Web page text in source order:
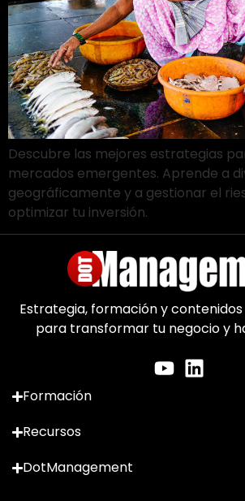
Descubre las mejores estrategias
mercados emergentes. Aprende a
geográficamente y a gestionar el
optimizar tu inversión.
Estrategia, formación y
para transformar tu negocio y
Formación
Recursos
DotManagement